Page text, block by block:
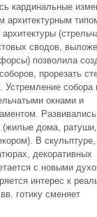
кардинальные
архитектурным
сводов,
позволила
прорезать
собора
окнами и
Развивались
(жилые дома, ратуши,
В скульптуре,
декоративных
с новыми
интерес к
готику сменяет